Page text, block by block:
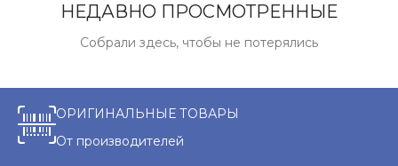
НЕДАВНО ПРОСМОТРЕННЫЕ
Собрали здесь, чтобы не потерялись
ОРИГИНАЛЬНЫЕ ТОВАРЫ
От производителей